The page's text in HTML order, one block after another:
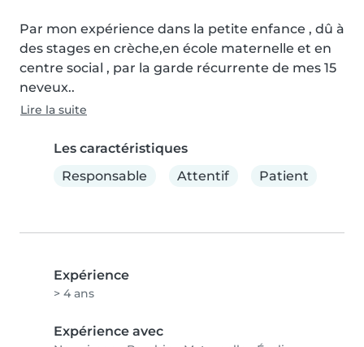
Par mon expérience dans la petite enfance , dû à
des stages en crèche,en école maternelle et en
centre social , par la garde récurrente de mes 15
neveux..
Lire la suite
Les caractéristiques
Responsable
Attentif Patient
Expérience
> 4 ans
Expérience avec